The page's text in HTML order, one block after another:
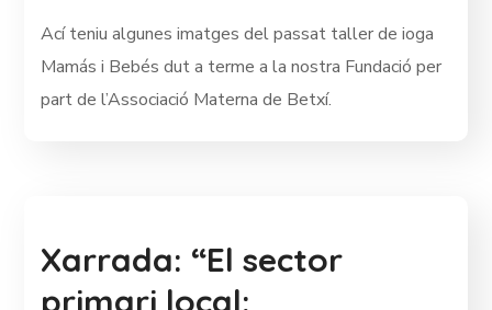
Ací teniu algunes imatges del passat taller de ioga
Mamás i Bebés dut a terme a la nostra Fundació per
part de l’Associació Materna de Betxí.
Xarrada: “El sector
primari local: